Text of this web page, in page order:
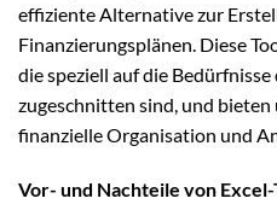
effiziente Alternative zur
Finanzierungsplänen. Diese
die speziell auf die
zugeschnitten sind, und
finanzielle Organisation und
Vor- und Nachteile von